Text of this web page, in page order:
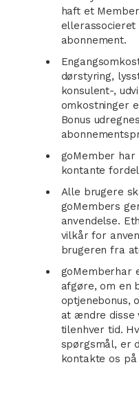
haft et
ellerassocieret
abonnement.
dørstyring,
konsulent-,
omkostninger
Bonus
goMember
kontante
Alle brugere
goMembers
anvendelse.
vilkår for
brugeren fra
goMemberhar
afgøre, om en
optjenebonus,
at ændre disse
tilenhver tid.
spørgsmål, er
kontakte os